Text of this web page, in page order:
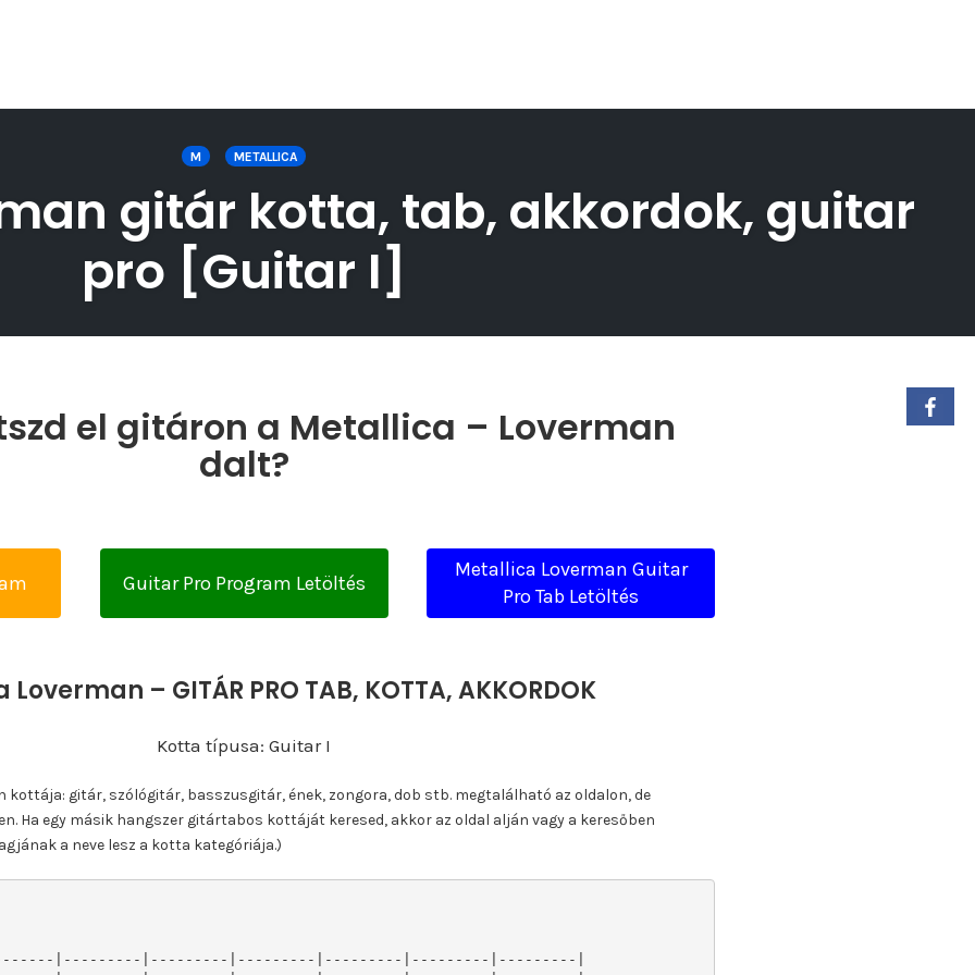
M METALLICA
gitár kotta, tab, akkordok, guitar
pro [Guitar I]
el gitáron a Metallica – Loverman
dalt?
Guitar Pro Program Letöltés
Metallica Loverman Guitar
Pro Tab Letöltés
– GITÁR PRO TAB, KOTTA, AKKORDOK
Kotta típusa: Guitar I
kottája: gitár, szólógitár, basszusgitár, ének, zongora, dob stb. megtalálható az oldalon, de
Ha egy másik hangszer gitártabos kottáját keresed, akkor az oldal alján vagy a keresőben
a neve lesz a kotta kategóriája.)